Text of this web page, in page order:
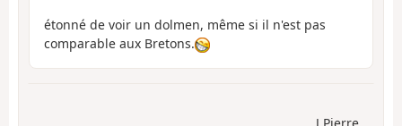
étonné de voir un dolmen, même si il n'est pas
comparable aux Bretons.